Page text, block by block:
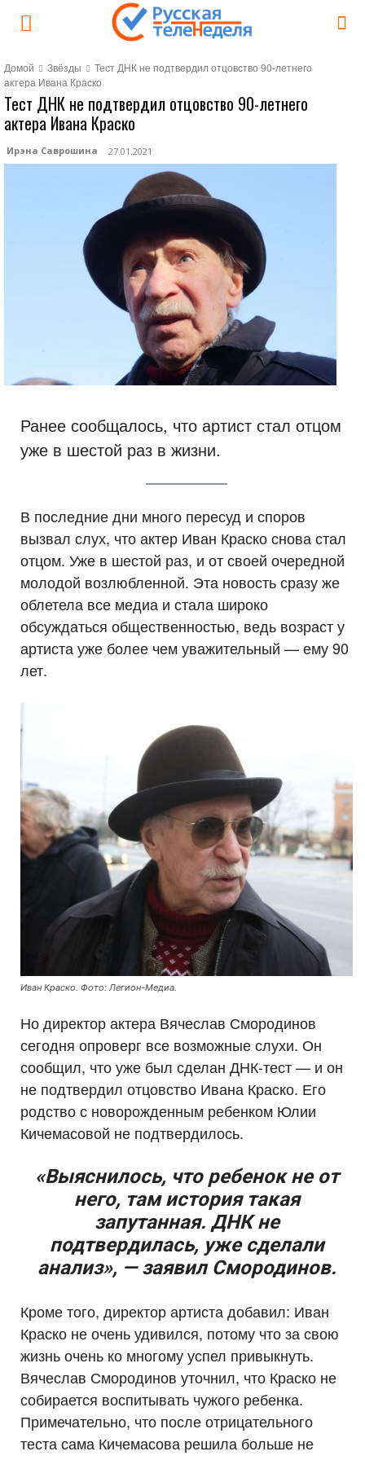
Домой Звёзды
Тест ДНК не подтвердил отцовство 90-летнего
актера Ивана Краско
Тест ДНК не подтвердил отцовство 90-летнего
актера Ивана Краско
Ирэна Саврошина 27.01.2021
Ранее сообщалось, что артист стал отцом
уже в шестой раз в жизни.
В последние дни много пересуд и споров
вызвал слух, что актер Иван Краско снова стал
отцом. Уже в шестой раз, и от своей очередной
молодой возлюбленной. Эта новость сразу же
облетела все медиа и стала широко
обсуждаться общественностью, ведь возраст у
артиста уже более чем уважительный — ему 90
лет.
Иван Краско. Фото: Легион-Медиа.
Но директор актера Вячеслав Смородинов
сегодня опроверг все возможные слухи. Он
сообщил, что уже был сделан ДНК-тест — и он
не подтвердил отцовство Ивана Краско. Его
родство с новорожденным ребенком Юлии
Кичемасовой не подтвердилось.
«Выяснилось, что ребенок не от
него, там история такая
запутанная. ДНК не
подтвердилась, уже сделали
анализ», — заявил Смородинов.
Кроме того, директор артиста добавил: Иван
Краско не очень удивился, потому что за свою
жизнь очень ко многому успел привыкнуть.
Вячеслав Смородинов уточнил, что Краско не
собирается воспитывать чужого ребенка.
Примечательно, что после отрицательного
теста сама Кичемасова решила больше не